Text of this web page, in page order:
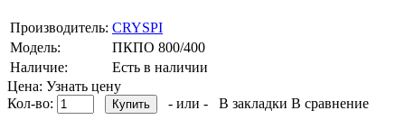
Производитель: CRYSPI
Модель:
ПКПО 800/400
Наличие:
Есть в наличии
Цена: Узнать цену
Кол-во:
- или - В закладки В сравнение